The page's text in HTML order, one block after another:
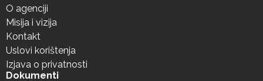
O agenciji
Misija i vizija
Kontakt
Uslovi korištenja
Izjava o privatnosti
Dokumenti